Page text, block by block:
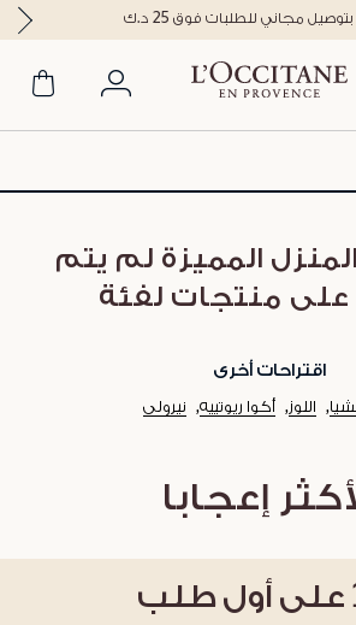
مجاني للطلبات فوق 25 د.ك
المميزة لم يتم
على منتجات لفئة
اقتراحات أخرى
اللوز أكوا ريوتييه نيرولي
إعجابا
على أول طلب